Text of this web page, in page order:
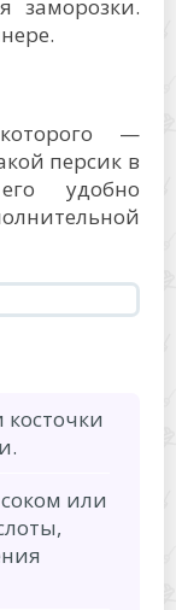
заморозки.
—
персик в
удобно
или